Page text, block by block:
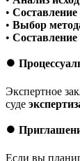
•
• Выбор
•
⏺️
Экспертное
суде
⏺️
Если вы